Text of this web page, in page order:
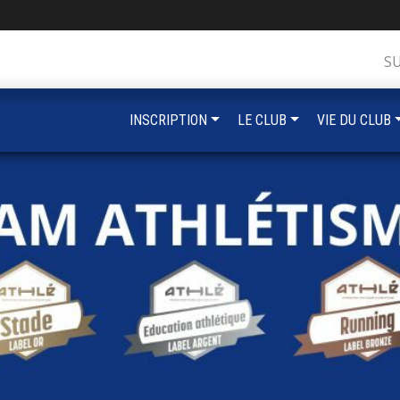
INSCRIPTION LE CLUB VIE DU CLUB